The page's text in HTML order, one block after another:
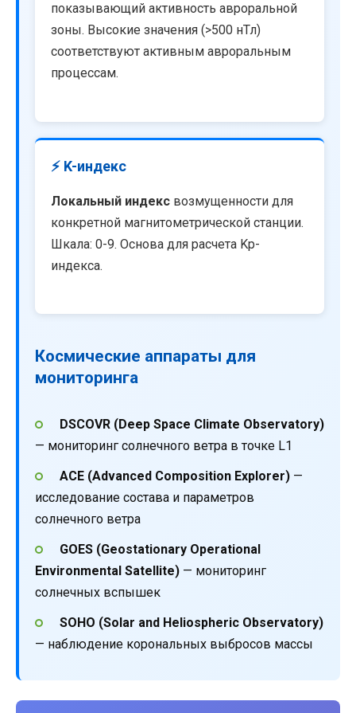
показывающий активность авроральной
зоны. Высокие значения (>500 нТл)
соответствуют активным авроральным
процессам.
⚡ K-индекс
Локальный индекс возмущенности для
конкретной магнитометрической станции.
Шкала: 0-9. Основа для расчета Kp-
индекса.
Космические аппараты для
мониторинга
DSCOVR (Deep Space Climate Observatory)
— мониторинг солнечного ветра в точке L1
ACE (Advanced Composition Explorer)—
исследование состава и параметров
солнечного ветра
GOES (Geostationary Operational
Environmental Satellite) — мониторинг
солнечных вспышек
SOHO (Solar and Heliospheric Observatory)
— наблюдение корональных выбросов массы